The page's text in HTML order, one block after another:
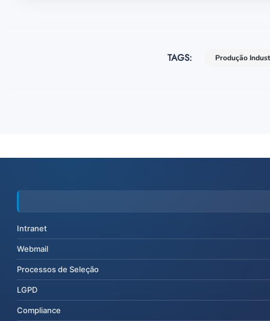
TAGS: Produção
Intranet
Webmail
Processos de Seleção
LGPD
Compliance